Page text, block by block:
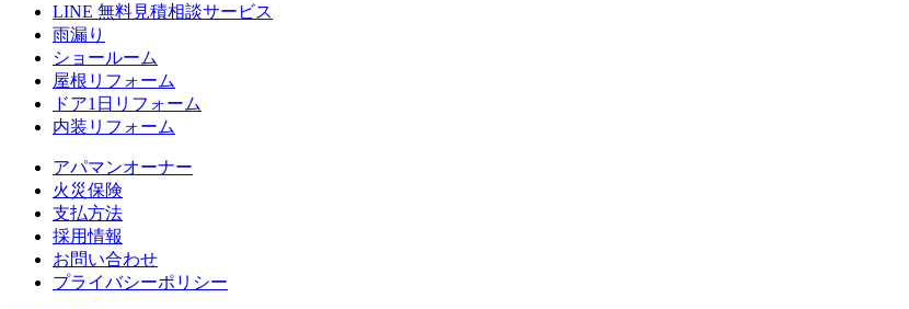
LINE 無料⾒積相談サービス
⾬漏り
ショールーム
屋根リフォーム
ドア1⽇リフォーム
内装リフォーム
アパマンオーナー
⽕災保険
⽀払⽅法
採⽤情報
お問い合わせ
プライバシーポリシー